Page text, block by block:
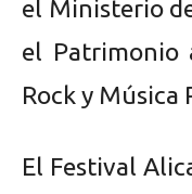
el Ministerio
el Patrimonio
Rock y Música
El Festival